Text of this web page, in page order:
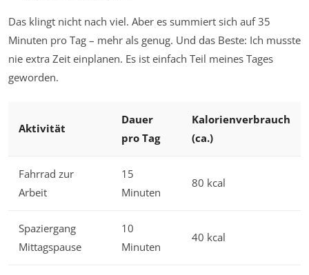
Das klingt nicht nach viel. Aber es summiert sich auf 35
Minuten pro Tag – mehr als genug. Und das Beste: Ich musste
nie extra Zeit einplanen. Es ist einfach Teil meines Tages
geworden.
Aktivität
Dauer
pro Tag
Kalorienverbrauch
(ca.)
Fahrrad zur
Arbeit
15
Minuten
80 kcal
Spaziergang
Mittagspause
10
Minuten
40 kcal